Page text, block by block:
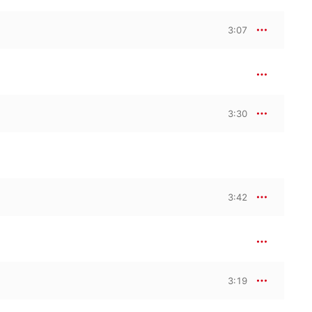
3:07
3:30
3:42
3:19